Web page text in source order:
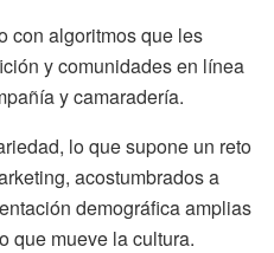
con algoritmos que les
y comunidades en línea
y camaradería.
lo que supone un reto
acostumbrados a
demográfica amplias
que mueve la cultura.